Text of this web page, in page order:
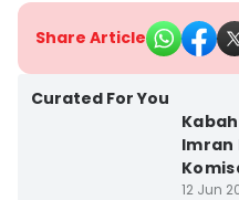
Share Article
Curated For You
Imran
12 Jun